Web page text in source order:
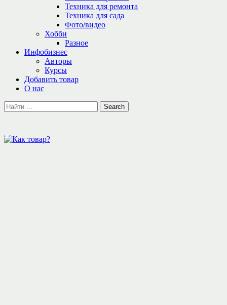
Техника для ремонта
Техника для сада
Фото/видео
Хобби
Разное
Инфобизнес
Авторы
Курсы
Добавить товар
О нас